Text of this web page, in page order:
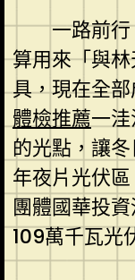
一路前
算用來「與
具，現在全
體檢推薦一
的光點，讓
年夜片光伏
團體國華投
109萬千瓦光